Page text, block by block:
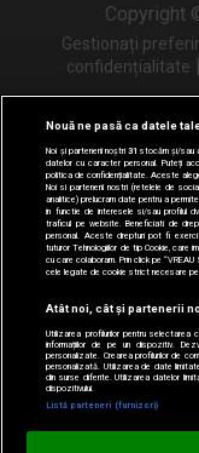
Digi FM
Copyright
Gestionați
confidențialitate |
Nouă ne pasă ca datele
Noi și partenerii noștri31 stocăm și/sau
datelor cu caracter personal. Puteți
politica de confidențialitate. Aceste
Noi si partenerii nostri (retelele de
analitice) prelucram date pentru a
in functie de interesele si/sau profilul
traficul pe website. Beneficiati de
personal. Aceste drepturi pot fi
tuturor Tehnologiilor de tip Cookie, care
cu care colaboram. Prin click pe
cele legate de cookie strict necesare
Atât noi, cât și partenerii
Utilizarea profilurilor pentru selectarea
informațiilor de pe un dispozitiv.
personalizate. Crearea profilurilor de
personalizată. Utilizarea de date
din surse diferite. Utilizarea datelor
dispozitivului.
Listă parteneri (furnizori)